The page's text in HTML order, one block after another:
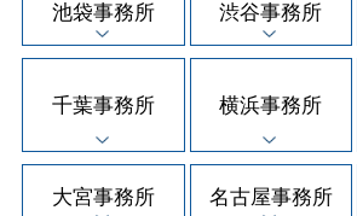
池袋事務所 渋谷事務所
千葉事務所 横浜事務所
大宮事務所 名古屋事務所